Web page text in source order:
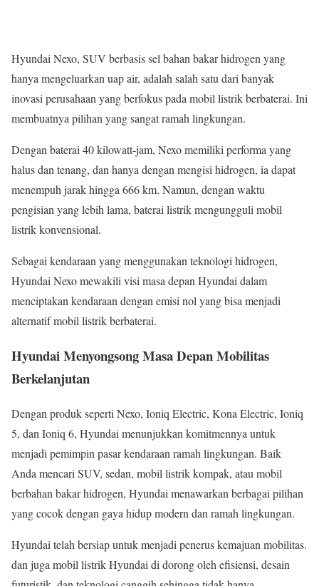
Hyundai Nexo, SUV berbasis sel bahan bakar hidrogen yang
hanya mengeluarkan uap air, adalah salah satu dari banyak
inovasi perusahaan yang berfokus pada mobil listrik berbaterai. Ini
membuatnya pilihan yang sangat ramah lingkungan.
Dengan baterai 40 kilowatt-jam, Nexo memiliki performa yang
halus dan tenang, dan hanya dengan mengisi hidrogen, ia dapat
menempuh jarak hingga 666 km. Namun, dengan waktu
pengisian yang lebih lama, baterai listrik mengungguli mobil
listrik konvensional.
Sebagai kendaraan yang menggunakan teknologi hidrogen,
Hyundai Nexo mewakili visi masa depan Hyundai dalam
menciptakan kendaraan dengan emisi nol yang bisa menjadi
alternatif mobil listrik berbaterai.
Hyundai Menyongsong Masa Depan Mobilitas
Berkelanjutan
Dengan produk seperti Nexo, Ioniq Electric, Kona Electric, Ioniq
5, dan Ioniq 6, Hyundai menunjukkan komitmennya untuk
menjadi pemimpin pasar kendaraan ramah lingkungan. Baik
Anda mencari SUV, sedan, mobil listrik kompak, atau mobil
berbahan bakar hidrogen, Hyundai menawarkan berbagai pilihan
yang cocok dengan gaya hidup modern dan ramah lingkungan.
Hyundai telah bersiap untuk menjadi penerus kemajuan mobilitas.
dan juga mobil listrik Hyundai di dorong oleh efisiensi, desain